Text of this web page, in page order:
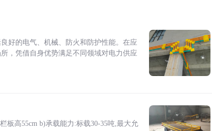
好的电气、机械、防火和防护性能。在应
，凭借自身优势满足不同领域对电力供应
板高55cm b)承载能力:标载30-35吨,最大允